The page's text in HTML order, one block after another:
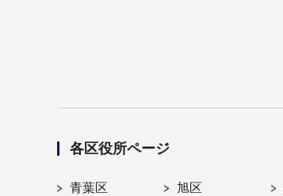
各区役所ページ
青葉区 旭区